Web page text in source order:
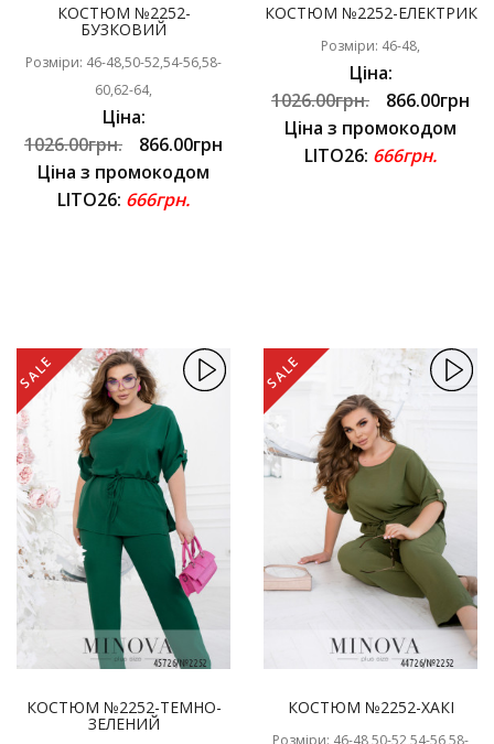
КОСТЮМ №2252-
БУЗКОВИЙ
Розміри: 46-48,50-52,54-56,58-
60,62-64,
Ціна:
1026.00грн.
866.00грн
Ціна з промокодом
LITO26: 666грн.
КОСТЮМ №2252-ЕЛЕКТРИК
Розміри: 46-48,
Ціна:
1026.00грн.
866.00грн
Ціна з промокодом
LITO26: 666грн.
SALE
КОСТЮМ №2252-ТЕМНО-
ЗЕЛЕНИЙ
SALE
КОСТЮМ №2252-ХАКІ
Розміри: 46-48,50-52,54-56,58-